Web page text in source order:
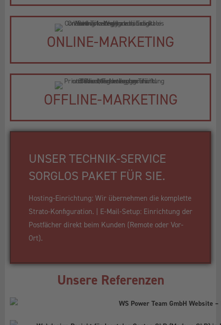
ONLINE-MARKETING
OFFLINE-MARKETING
UNSER TECHNIK-SERVICE
SORGLOS PAKET FÜR SIE.
Hosting-Einrichtung: Wir übernehmen die komplette
Strato-Konfiguration. | E-Mail-Setup: Einrichtung der
Postfächer direkt beim Kunden (Remote oder Vor-
Ort).
Unsere Referenzen